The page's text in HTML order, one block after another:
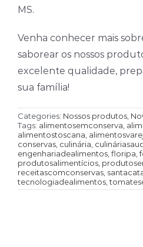
MS.
Venha conhecer mais
saborear os nossos
excelente qualidade,
sua família!
Categories: Nossos produtos,
Tags: alimentosemconserva
alimentostoscana
conservas, culinária
engenhariadealimentos, floripa ,
produtosalimentícios,
receitascomconservas,
tecnologiadealimentos,